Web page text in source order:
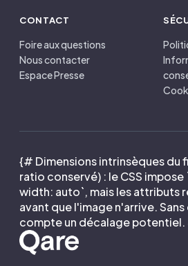
CONTACT
Foire aux questions
Nous contacter
Espace Presse
{# Dimensions intrinsèques du
ratio conservé) : le CSS
width: auto`, mais les attributs
avant que l'image n'arrive.
compte un décalage